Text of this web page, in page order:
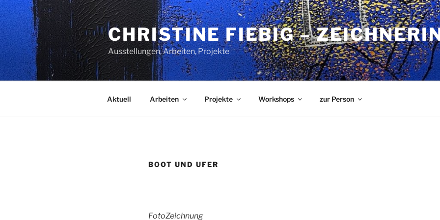
Zum
Inhalt
springen
CHRISTINE FIEBIG –
Ausstellungen, Arbeiten, Projekte
Aktuell Arbeiten Projekte Workshops zur Person
BOOT UND UFER
FotoZeichnung